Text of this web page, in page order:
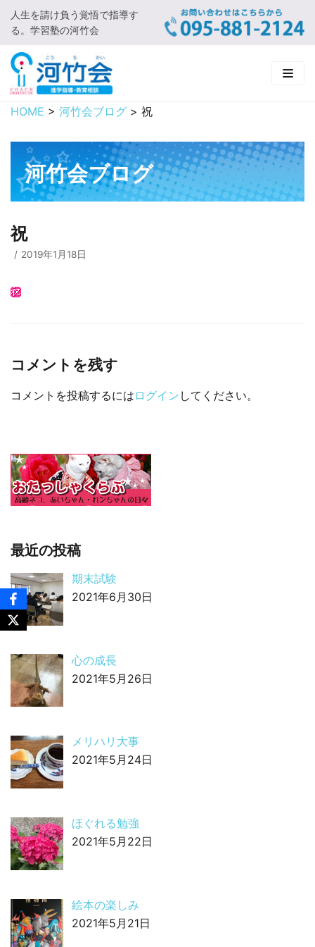
コ
ン
テ
ン
ツ
に
キ
プ
人生を請け負う覚悟で指導す
る。学習塾の河竹会
HOME
新着情報
□ お知らせ
河竹会について
□ 河竹会について
□ 小学部
実 績
HOME > 河竹会ブログ > 祝
河竹会ブログ
祝
2019年1月18日
コメントを残す
コメントを投稿するには ログイン してください。
最近の投稿
期末試験
2021年6月30日
心の成長
2021年5月26日
メリハリ大事
2021年5月24日
ほぐれる勉強
2021年5月22日
絵本の楽しみ
2021年5月21日